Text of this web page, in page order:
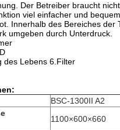
Der Betreiber braucht
viel einfacher und bequem.
Innerhalb des Bereiches der
umgeben durch Unterdruck.
des Lebens 6.Filter
BSC-1300II A2
1100×600×660